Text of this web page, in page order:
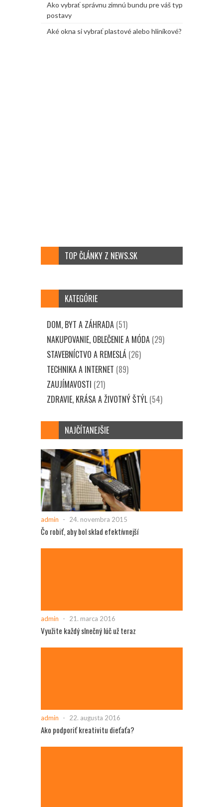
Ako vybrať správnu zimnú bundu pre váš typ
postavy
Aké okna si vybrať plastové alebo hliníkové?
TOP ČLÁNKY Z NEWS.SK
KATEGÓRIE
DOM, BYT A ZÁHRADA(51)
NAKUPOVANIE, OBLEČENIE A MÓDA(29)
STAVEBNÍCTVO A REMESLÁ(26)
TECHNIKA A INTERNET (89)
ZAUJÍMAVOSTI (21)
ZDRAVIE, KRÁSA A ŽIVOTNÝ ŠTÝL(54)
NAJČÍTANEJŠIE
admin - 24. novembra 2015
Čo robiť, aby bol sklad efektívnejší
admin - 21. marca 2016
Využite každý slnečný lúč už teraz
admin - 22. augusta 2016
Ako podporiť kreativitu dieťaťa?